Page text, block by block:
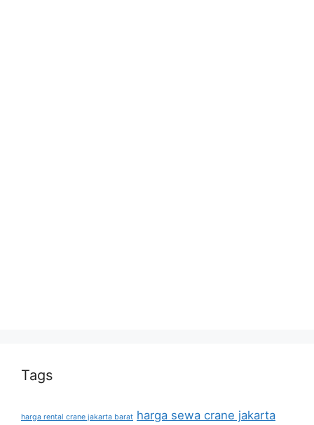
Tags
harga rental crane jakarta barat harga sewa crane jakarta